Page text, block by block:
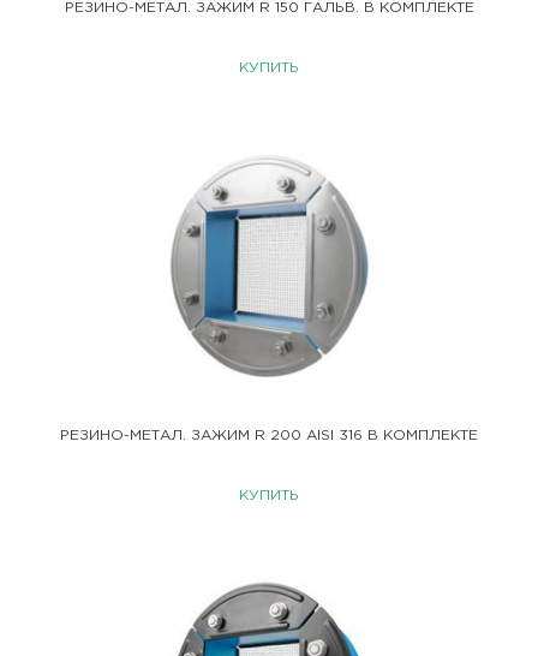
РЕЗИНО-МЕТАЛ. ЗАЖИМ R 150 ГАЛЬВ. В КОМПЛЕКТЕ
КУПИТЬ
РЕЗИНО-МЕТАЛ. ЗАЖИМ R 200 AISI 316 В КОМПЛЕКТЕ
КУПИТЬ